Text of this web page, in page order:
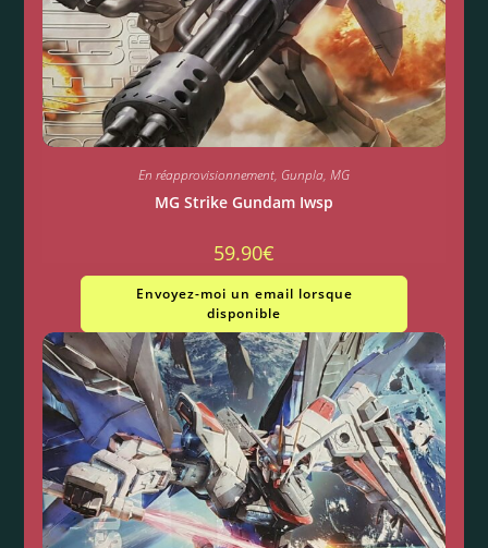
En réapprovisionnement, Gunpla, MG
MG Strike Gundam Iwsp
59.90€
Envoyez-moi un email lorsque
disponible